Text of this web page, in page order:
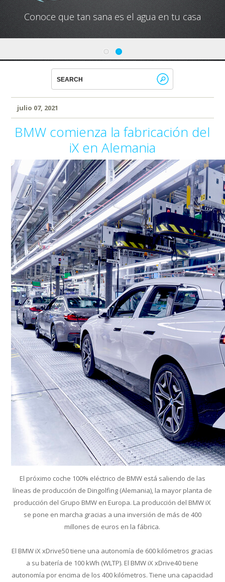
Conoce que tan sana es el agua en tu casa
Conoce cual es el mejor calentador solar de
México
julio 07, 2021
BMW comienza la fabricación del
iX en Alemania
El próximo coche 100% eléctrico de BMW está saliendo de las
líneas de producción de Dingolfing (Alemania), la mayor planta de
producción del Grupo BMW en Europa. La producción del BMW iX
se pone en marcha gracias a una inversión de más de 400
millones de euros en la fábrica.
El BMW iX xDrive50 tiene una autonomía de 600 kilómetros gracias
a su batería de 100 kWh (WLTP). El BMW iX xDrive40 tiene
autonomía por encima de los 400 kilómetros. Tiene una capacidad